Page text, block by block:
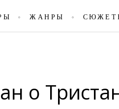
ЖАНРЫ
о